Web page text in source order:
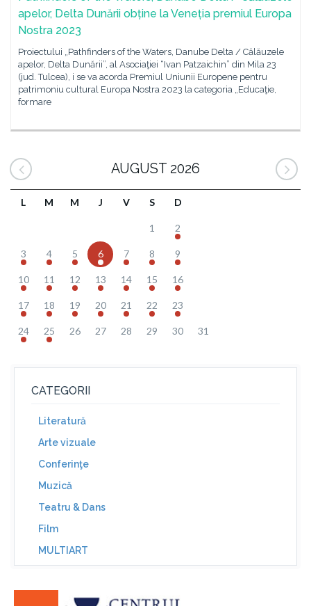
apelor, Delta Dunării obține la Veneția premiul Europa
Nostra 2023
Proiectului „Pathfinders of the Waters, Danube Delta / Călăuzele
apelor, Delta Dunării”, al Asociaţiei “Ivan Patzaichin” din Mila 23
(jud. Tulcea), i se va acorda Premiul Uniunii Europene pentru
patrimoniu cultural Europa Nostra 2023 la categoria „Educaţie,
formare
AUGUST 2026
L M M J V S D
1 2
3 4 5 6 7 8 9
10 11 12 13 14 15 16
17 18 19 20 21 22 23
24 25 26 27 28 29 30 31
CATEGORII
Literatură
Arte vizuale
Conferinţe
Muzică
Teatru & Dans
Film
MULTIART